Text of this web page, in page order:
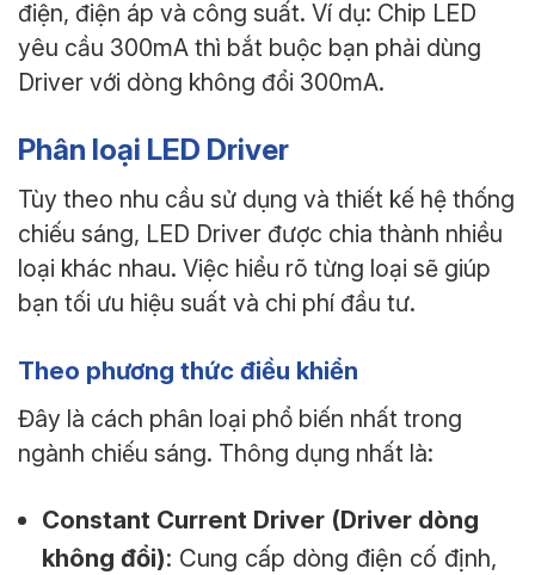
điện, điện áp và công suất. Ví dụ: Chip LED
yêu cầu 300mA thì bắt buộc bạn phải dùng
Driver với dòng không đổi 300mA.
Phân loại LED Driver
Tùy theo nhu cầu sử dụng và thiết kế hệ thống
chiếu sáng, LED Driver được chia thành nhiều
loại khác nhau. Việc hiểu rõ từng loại sẽ giúp
bạn tối ưu hiệu suất và chi phí đầu tư.
Theo phương thức điều khiển
Đây là cách phân loại phổ biến nhất trong
ngành chiếu sáng. Thông dụng nhất là:
Constant Current Driver (Driver dòng
không đổi): Cung cấp dòng điện cố định,